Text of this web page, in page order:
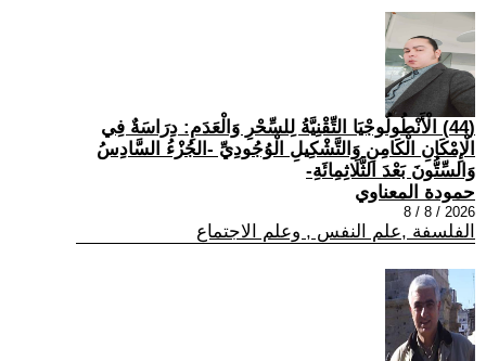
(44) الْأَنْطُولُوجْيَا التِّقْنِيَّةُ لِلسِّحْرِ وَالْعَدَمِ: دِرَاسَةٌ فِي
الْإِمْكَانِ الْكَامِنِ وَالتَّشْكِيلِ الْوُجُودِيِّ -الجُزْءُ السَّادِسُ
وَالسِّتُّونَ بَعْدَ الثَّلَاثِمِائَةِ-
حمودة المعناوي
2026 / 8 / 8
الفلسفة ,علم النفس , وعلم الاجتماع